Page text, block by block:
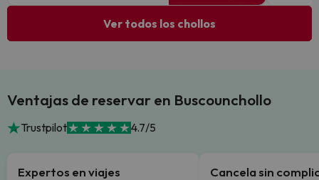
Ver todos los chollos
Ventajas de reservar en Buscounchollo
Trustpilot 4.7/5
Expertos en viajes Cancela sin